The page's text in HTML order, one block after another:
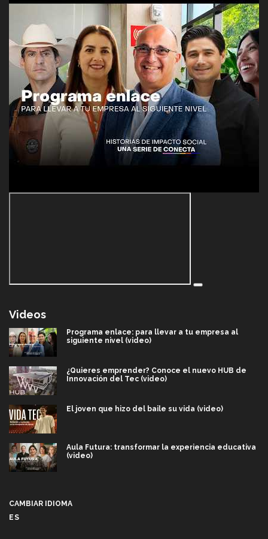
Videos
Programa enlace: para llevar a tu empresa al
siguiente nivel (video)
¿Quieres emprender? Conoce el nuevo HUB de
Innovación del Tec (video)
El joven que hizo del baile su vida (video)
Aula Futura: transformar la experiencia educativa
(video)
CAMBIAR IDIOMA
ES